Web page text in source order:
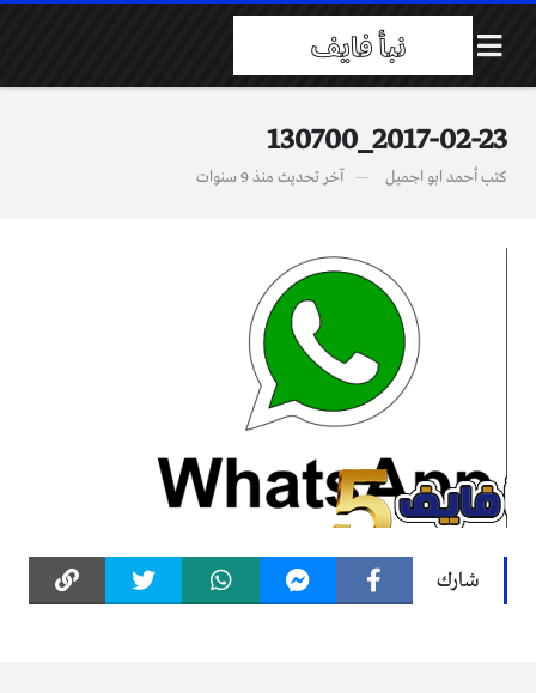
2017-02-23_130700
كتبأحمد ابو اجميل آخر تحديث منذ 9 سنوات
شارك